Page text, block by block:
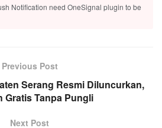
Notification need OneSignal plugin to be
Previous Post
Serang Resmi Diluncurkan,
Gratis Tanpa Pungli
Next Post